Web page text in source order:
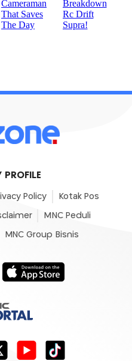
PROFILE
Policy Kotak Pos
MNC Peduli
MNC Group Bisnis